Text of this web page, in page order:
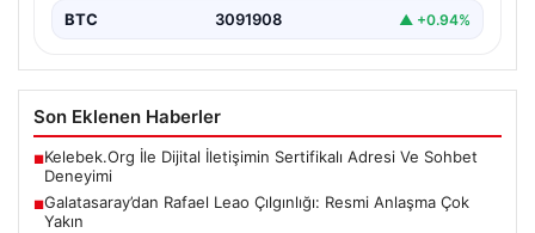
BTC 3091908 ▲ +0.94%
Son Eklenen Haberler
■Kelebek.Org İle Dijital İletişimin Sertifikalı Adresi Ve Sohbet
Deneyimi
■Galatasaray’dan Rafael Leao Çılgınlığı: Resmi Anlaşma Çok
Yakın